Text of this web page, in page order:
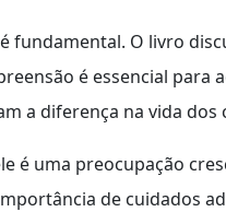
fundamental. O livro
é essencial para
a diferença na vida dos
é uma preocupação
de cuidados